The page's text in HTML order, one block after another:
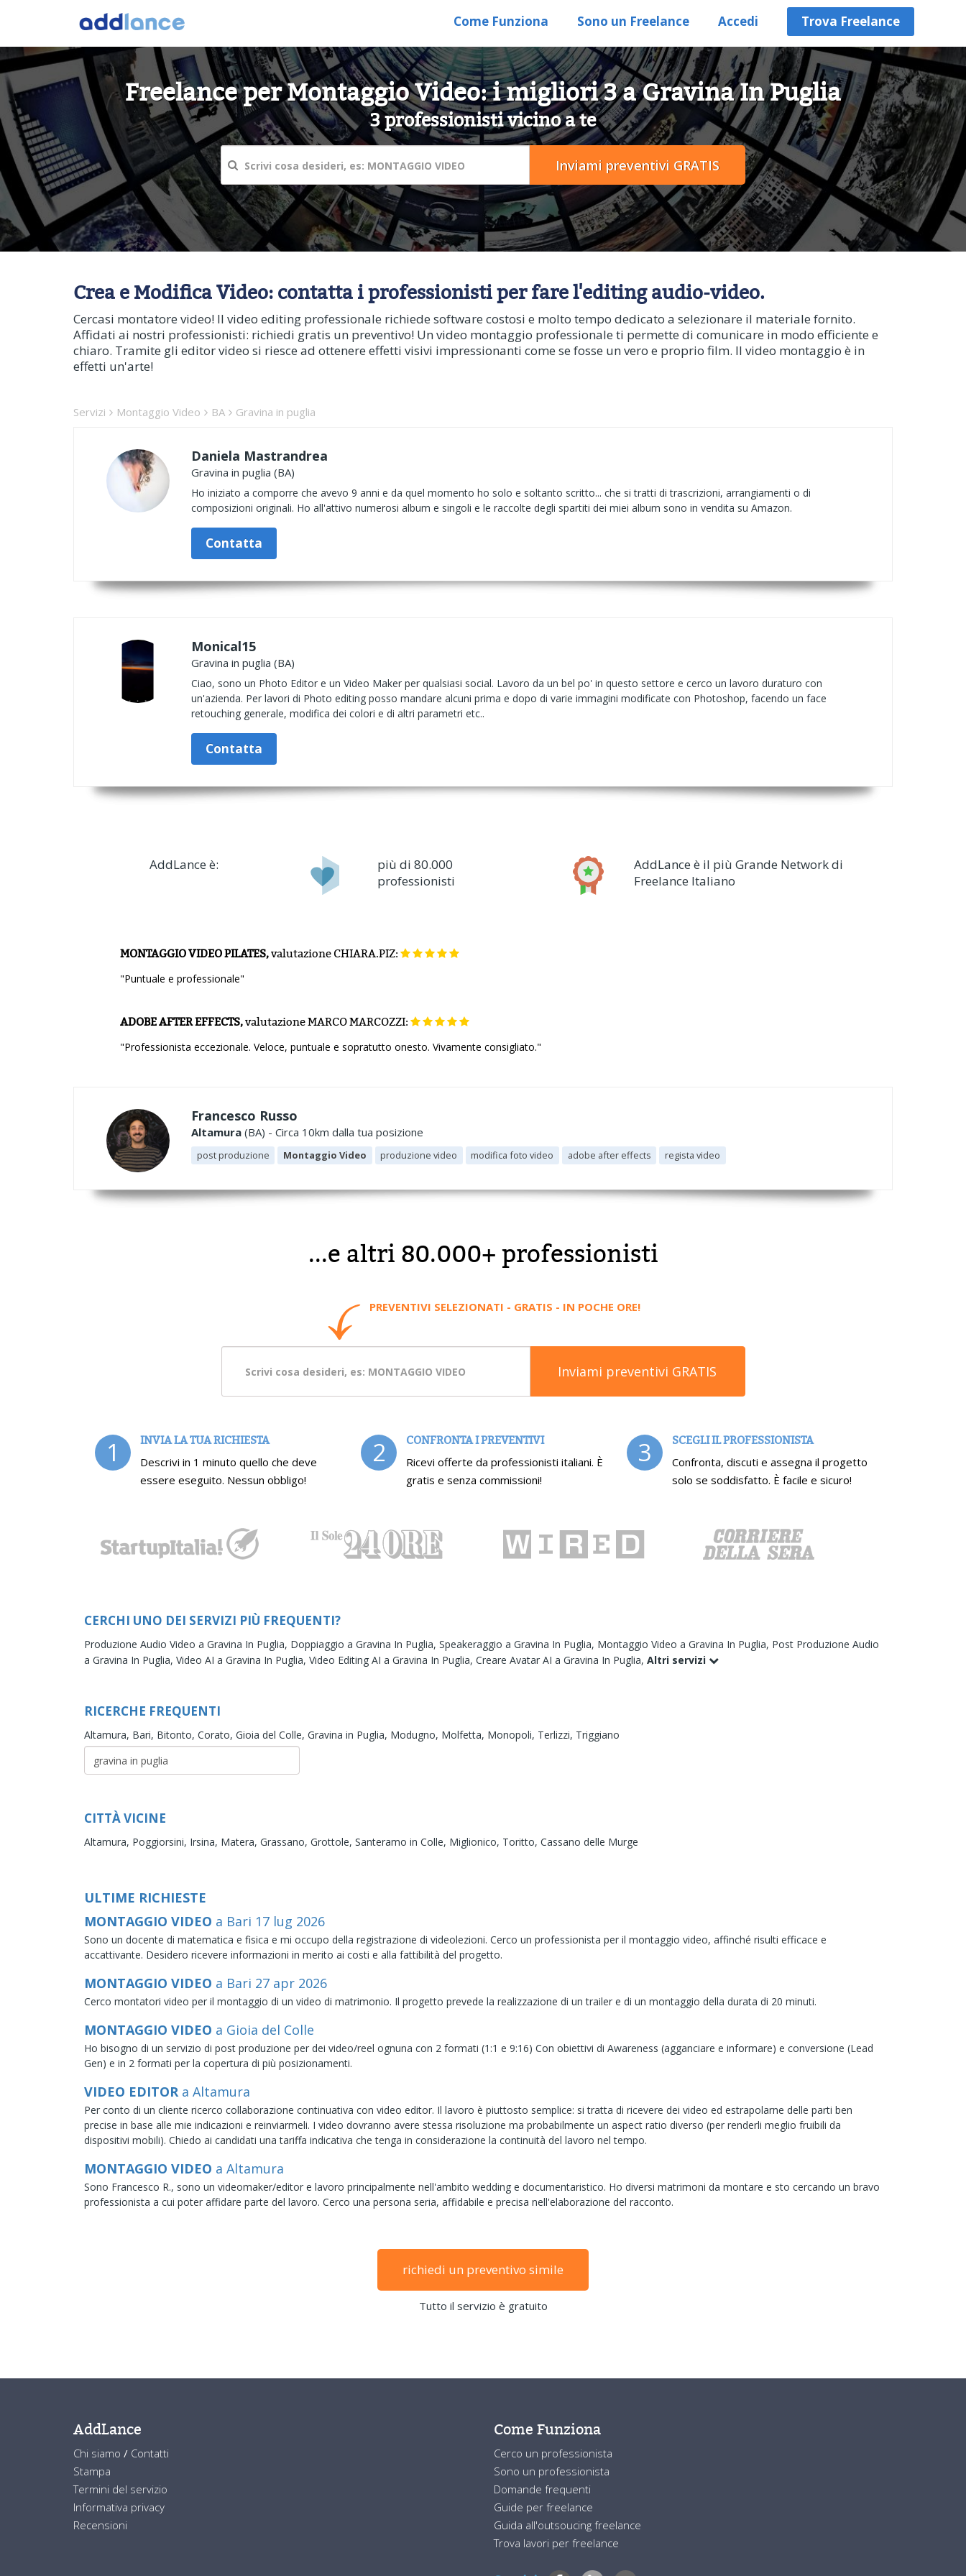
Come Funziona Sono un Freelance Accedi Trova Freelance
Freelance per Montaggio Video: i migliori 3 a Gravina In Puglia
3 professionisti vicino a te
Crea e Modifica Video: contatta i professionisti per fare l'editing audio-video.
Cercasi montatore video! Il video editing professionale richiede software costosi e molto tempo dedicato a selezionare il materiale fornito.
Affidati ai nostri professionisti: richiedi gratis un preventivo! Un video montaggio professionale ti permette di comunicare in modo efficiente e
chiaro. Tramite gli editor video si riesce ad ottenere effetti visivi impressionanti come se fosse un vero e proprio film. Il video montaggio è in
effetti un'arte!
Servizi Montaggio Video BA Gravina in puglia
Daniela Mastrandrea
Gravina in puglia (BA)
Ho iniziato a comporre che avevo 9 anni e da quel momento ho solo e soltanto scritto... che si tratti di trascrizioni, arrangiamenti o di
composizioni originali. Ho all'attivo numerosi album e singoli e le raccolte degli spartiti dei miei album sono in vendita su Amazon.
Contatta
Monical15
Gravina in puglia (BA)
Ciao, sono un Photo Editor e un Video Maker per qualsiasi social. Lavoro da un bel po' in questo settore e cerco un lavoro duraturo con
un'azienda. Per lavori di Photo editing posso mandare alcuni prima e dopo di varie immagini modificate con Photoshop, facendo un face
retouching generale, modifica dei colori e di altri parametri etc..
Contatta
AddLance è:
più di 80.000
professionisti
AddLance è il più Grande Network di
Freelance Italiano
MONTAGGIO VIDEO PILATES,valutazioneCHIARA.PIZ:
"Puntuale e professionale"
ADOBE AFTER EFFECTS,valutazioneMARCO MARCOZZI:
"Professionista eccezionale. Veloce, puntuale e sopratutto onesto. Vivamente consigliato."
Francesco Russo
Altamura (BA) - Circa 10km dalla tua posizione
post produzione Montaggio Video produzione video modifica foto video adobe after effects regista video
...e altri 80.000+ professionisti
PREVENTIVI SELEZIONATI - GRATIS - IN POCHE ORE!
Inviami preventivi GRATIS
1 INVIA LA TUA RICHIESTA
Descrivi in 1 minuto quello che deve
essere eseguito. Nessun obbligo!
2 CONFRONTA I PREVENTIVI
Ricevi offerte da professionisti italiani. È
gratis e senza commissioni!
3 SCEGLI IL PROFESSIONISTA
Confronta, discuti e assegna il progetto
solo se soddisfatto. È facile e sicuro!
CERCHI UNO DEI SERVIZI PIÙ FREQUENTI?
Produzione Audio Video a Gravina In Puglia, Doppiaggio a Gravina In Puglia, Speakeraggio a Gravina In Puglia, Montaggio Video a Gravina In Puglia, Post Produzione Audio
a Gravina In Puglia, Video AI a Gravina In Puglia, Video Editing AI a Gravina In Puglia, Creare Avatar AI a Gravina In Puglia, Altri servizi
RICERCHE FREQUENTI
Altamura, Bari, Bitonto, Corato, Gioia del Colle, Gravina in Puglia, Modugno, Molfetta, Monopoli, Terlizzi, Triggiano
CITTÀ VICINE
Altamura, Poggiorsini, Irsina, Matera, Grassano, Grottole, Santeramo in Colle, Miglionico, Toritto, Cassano delle Murge
ULTIME RICHIESTE
MONTAGGIO VIDEO a Bari 17 lug 2026
Sono un docente di matematica e fisica e mi occupo della registrazione di videolezioni. Cerco un professionista per il montaggio video, affinché risulti efficace e
accattivante. Desidero ricevere informazioni in merito ai costi e alla fattibilità del progetto.
MONTAGGIO VIDEO a Bari 27 apr 2026
Cerco montatori video per il montaggio di un video di matrimonio. Il progetto prevede la realizzazione di un trailer e di un montaggio della durata di 20 minuti.
MONTAGGIO VIDEO a Gioia del Colle
Ho bisogno di un servizio di post produzione per dei video/reel ognuna con 2 formati (1:1 e 9:16) Con obiettivi di Awareness (agganciare e informare) e conversione (Lead
Gen) e in 2 formati per la copertura di più posizionamenti.
VIDEO EDITOR a Altamura
Per conto di un cliente ricerco collaborazione continuativa con video editor. Il lavoro è piuttosto semplice: si tratta di ricevere dei video ed estrapolarne delle parti ben
precise in base alle mie indicazioni e reinviarmeli. I video dovranno avere stessa risoluzione ma probabilmente un aspect ratio diverso (per renderli meglio fruibili da
dispositivi mobili). Chiedo ai candidati una tariffa indicativa che tenga in considerazione la continuità del lavoro nel tempo.
MONTAGGIO VIDEO a Altamura
Sono Francesco R., sono un videomaker/editor e lavoro principalmente nell'ambito wedding e documentaristico. Ho diversi matrimoni da montare e sto cercando un bravo
professionista a cui poter affidare parte del lavoro. Cerco una persona seria, affidabile e precisa nell'elaborazione del racconto.
richiedi un preventivo simile
Tutto il servizio è gratuito
AddLance
Chi siamo / Contatti
Stampa
Termini del servizio
Informativa privacy
Recensioni
Come Funziona
Cerco un professionista
Sono un professionista
Domande frequenti
Guide per freelance
Guida all'outsoucing freelance
Trova lavori per freelance